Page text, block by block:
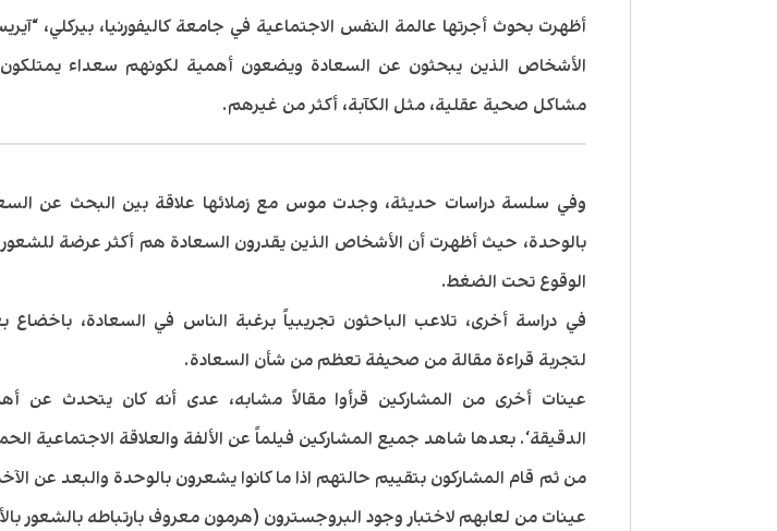
أظهرت بحوث أجرتها عالمة النفس الاجتماعية في جامعة كاليفورنيا، بيركلي،
الأشخاص الذين يبحثون عن السعادة ويضعون أهمية لكونهم سعداء
مشاكل صحية عقلية، مثل الكآبة، أكثر من غيرهم.
وفي سلسة دراسات حديثة، وجدت موس مع زملائها علاقة بين البحث عن
بالوحدة، حيث أظهرت أن الأشخاص الذين يقدرون السعادة هم أكثر عرضة
الوقوع تحت الضغط.
في دراسة أخرى، تلاعب الباحثون تجريبياً برغبة الناس في السعادة، باخضاع
لتجربة قراءة مقالة من صحيفة تعظم من شأن السعادة.
عينات أخرى من المشاركين قرأوا مقالاً مشابه، عدى أنه كان يتحدث عن
الدقيقة‘. بعدها شاهد جميع المشاركين فيلماً عن الألفة والعلاقة الاجتماعية
من ثم قام المشاركون بتقييم حالتهم اذا ما كانوا يشعرون بالوحدة والبعد عن
عينات من لعابهم لاختبار وجود البروجسترون (هرمون معروف بارتباطه بالشعور